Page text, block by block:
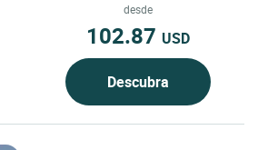
desde
102.87 USD
Descubra